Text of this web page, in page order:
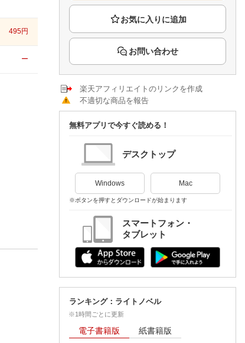
推し楽
495円
ー
お問い合わせ
楽天アフィリエイトのリンクを作成
不適切な商品を報告
無料アプリで今すぐ読める！
デスクトップ
Windows Mac
※ボタンを押すとダウンロードが始まります
スマートフォン・
タブレット
ランキング：ライトノベル
※1時間ごとに更新
電子書籍版 紙書籍版